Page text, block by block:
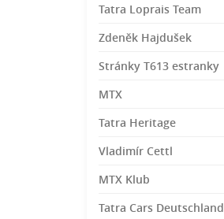
Tatra Loprais Team
Zdeněk Hajdušek
Stránky T613 estranky
MTX
Tatra Heritage
Vladimír Cettl
MTX Klub
Tatra Cars Deutschland